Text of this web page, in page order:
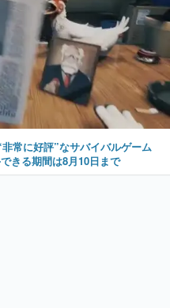
常に好評”なサバイバルゲーム
きる期間は8月10日まで